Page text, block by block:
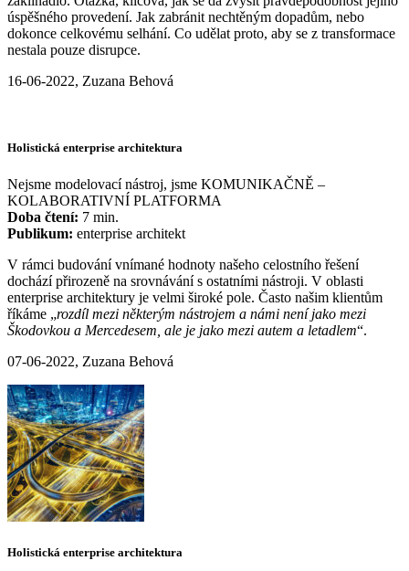
úspěšného provedení. Jak zabránit nechtěným dopadům, nebo
dokonce celkovému selhání. Co udělat proto, aby se z transformace
nestala pouze disrupce.
16-06-2022, Zuzana Behová
Holistická enterprise architektura
Nejsme modelovací nástroj, jsme KOMUNIKAČNĚ –
KOLABORATIVNÍ PLATFORMA
Doba čtení: 7 min.
Publikum: enterprise architekt
V rámci budování vnímané hodnoty našeho celostního řešení
dochází přirozeně na srovnávání s ostatními nástroji. V oblasti
enterprise architektury je velmi široké pole. Často našim klientům
říkáme „rozdíl mezi některým nástrojem a námi není jako mezi
Škodovkou a Mercedesem, ale je jako mezi autem a letadlem“.
07-06-2022, Zuzana Behová
Holistická enterprise architektura